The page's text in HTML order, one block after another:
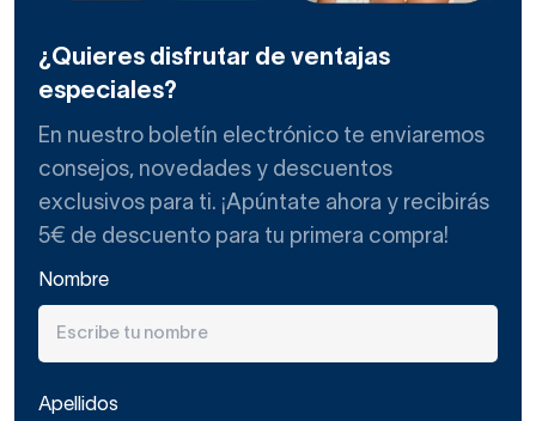
¿Quieres disfrutar de ventajas
especiales?
En nuestro boletín electrónico te enviaremos
consejos, novedades y descuentos
exclusivos para ti. ¡Apúntate ahora y recibirás
5€ de descuento para tu primera compra!
Nombre
Apellidos